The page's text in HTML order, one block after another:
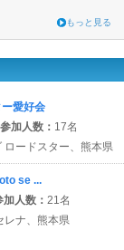
もっと見る
愛好会
参加人数： 17名
ロードスター、熊本県
se ...
加人数： 21名
レナ、熊本県